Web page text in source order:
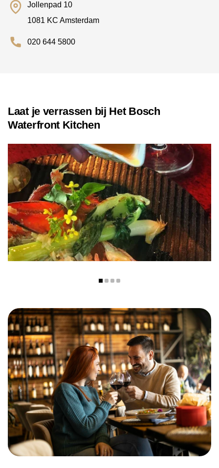
Jollenpad 10
1081 KC Amsterdam
020 644 5800
Laat je verrassen bij Het Bosch
Waterfront Kitchen